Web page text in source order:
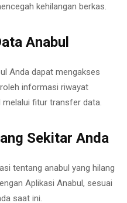
kehilangan berkas.
Anabul
Anda dapat mengakses
informasi riwayat
melalui fitur transfer data.
Sekitar Anda
tentang anabul yang hilang
Aplikasi Anabul, sesuai
saat ini.